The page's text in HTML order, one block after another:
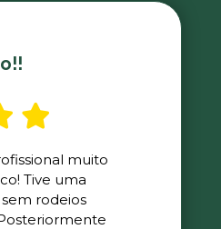
muito
Tive uma
rodeios